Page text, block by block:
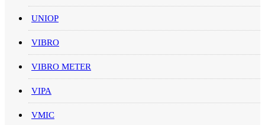
UNIOP
VIBRO
VIBRO METER
VIPA
VMIC